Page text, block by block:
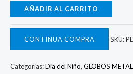
AÑADIR AL CARRITO
CONTINUA COMPRA SKU:
Categorías:Día del Niño, GLOBOS